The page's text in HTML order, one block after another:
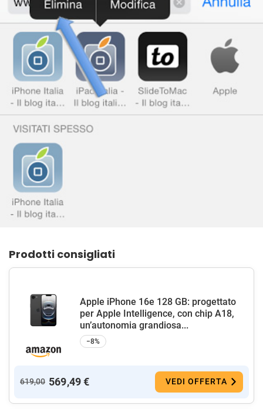
Prodotti consigliati
Apple iPhone 16e 128 GB: progettato
per Apple Intelligence, con chip A18,
un’autonomia grandiosa...
−8%
619,00 569,49 € VEDI OFFERTA